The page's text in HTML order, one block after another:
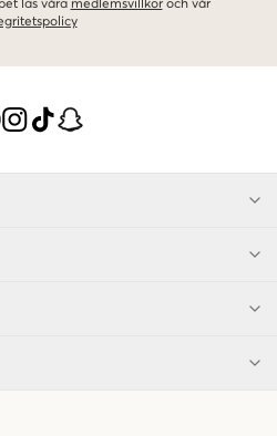
läs våra medlemsvillkor och vår